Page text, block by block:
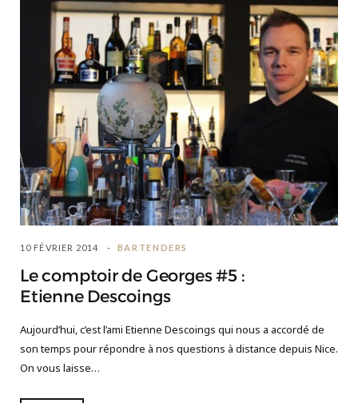
10 FÉVRIER 2014 BARTENDERS
Le comptoir de Georges #5 :
Etienne Descoings
Aujourd’hui, c’est l’ami Etienne Descoings qui nous a accordé de
son temps pour répondre à nos questions à distance depuis Nice.
On vous laisse…